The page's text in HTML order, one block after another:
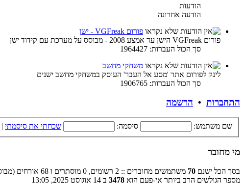
הודעות
הודעה אחרונה
פורום VGFreak - ישן
פורום VGFreak הישן עד אמצע 2008 - מבוסס על מערכת עם קידוד ישן
סך הכול העברות: 1964427
משחקי מחשב
לינק לפורום אתר 'מסע אל העבר' העוסק במשחקי מחשב ישנים
סך הכול העברות: 1906765
התחברות • הרשמה
שם משתמש: סיסמה: שכחתי את סיסמתי |
מי מחובר
בסך הכל ישנם 70 משתמשים מחוברים :: 2 רשומים, 0 מוסתרים ו 68 אורחים (מבוסס על משתמשים פעילים ב־5 הדקות האחרונות)
מספר הגולשים הרב ביותר אי-פעם הוא 3478 ב 14 אוגוסט 2025, 13:05